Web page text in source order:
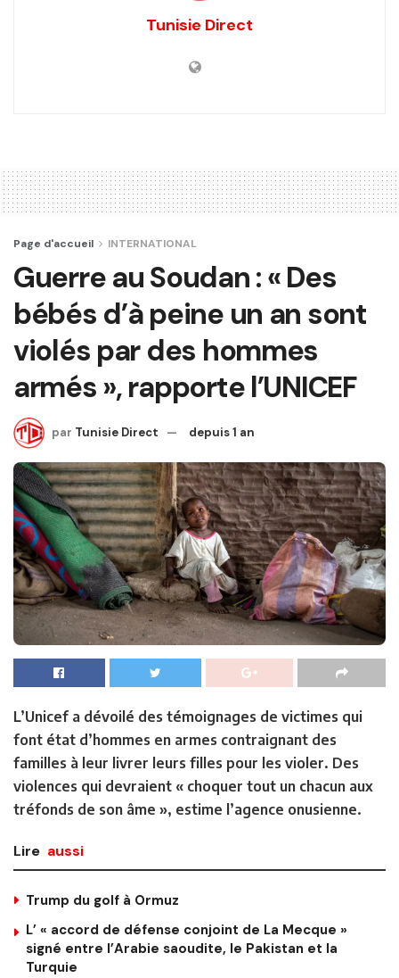
Tunisie Direct
Page d'accueil INTERNATIONAL
Guerre au Soudan : « Des
bébés d’à peine un an sont
violés par des hommes
armés », rapporte l’UNICEF
par Tunisie Direct depuis 1 an
L’Unicef a dévoilé des témoignages de victimes qui
font état d’hommes en armes contraignant des
familles à leur livrer leurs filles pour les violer. Des
violences qui devraient « choquer tout un chacun aux
tréfonds de son âme », estime l’agence onusienne.
Lire aussi
Trump du golf à Ormuz
L’ « accord de défense conjoint de La Mecque »
signé entre l’Arabie saoudite, le Pakistan et la
Turquie